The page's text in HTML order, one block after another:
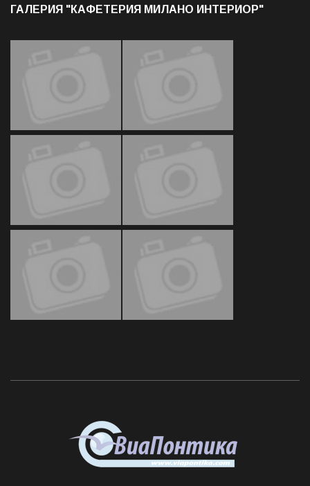
ГАЛЕРИЯ "КАФЕТЕРИЯ МИЛАНО ИНТЕРИОР"